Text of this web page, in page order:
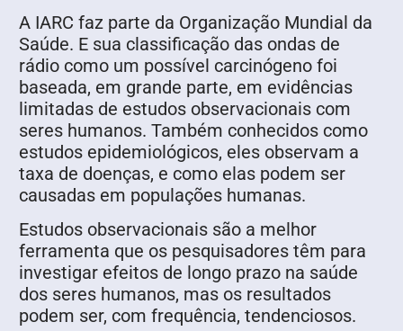
A IARC faz parte da Organização Mundial da
Saúde. E sua classificação das ondas de
rádio como um possível carcinógeno foi
baseada, em grande parte, em evidências
limitadas de estudos observacionais com
seres humanos. Também conhecidos como
estudos epidemiológicos, eles observam a
taxa de doenças, e como elas podem ser
causadas em populações humanas.
Estudos observacionais são a melhor
ferramenta que os pesquisadores têm para
investigar efeitos de longo prazo na saúde
dos seres humanos, mas os resultados
podem ser, com frequência, tendenciosos.